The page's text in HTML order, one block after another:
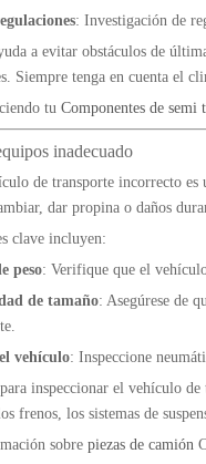
: Investigación de
a evitar obstáculos de
Siempre tenga en cuenta el
tu Componentes de semi
inadecuado
de transporte incorrecto
dar propina o daños
clave incluyen:
peso: Verifique que el
de tamaño: Asegúrese de
vehículo: Inspeccione
inspeccionar el vehículo
frenos, los sistemas de
sobre piezas de camión